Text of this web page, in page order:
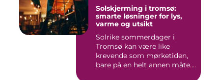
Solskjerming i tromsø:
smarte løsninger for lys,
varme og utsikt
Solrike sommerdager i
Tromsø kan være like
krevende som mørketiden,
bare på en helt annen måte.